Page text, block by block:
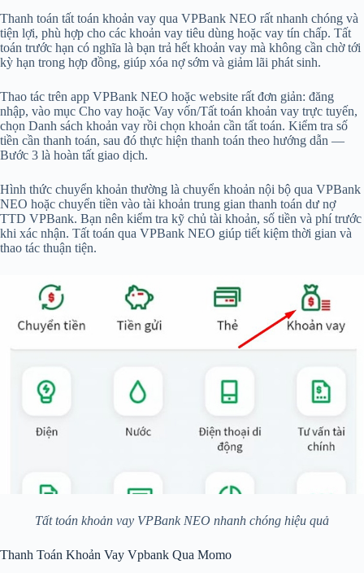
Thanh toán tất toán khoản vay qua VPBank NEO rất nhanh chóng và
tiện lợi, phù hợp cho các khoản vay tiêu dùng hoặc vay tín chấp. Tất
toán trước hạn có nghĩa là bạn trả hết khoản vay mà không cần chờ tới
kỳ hạn trong hợp đồng, giúp xóa nợ sớm và giảm lãi phát sinh.
Thao tác trên app VPBank NEO hoặc website rất đơn giản: đăng
nhập, vào mục Cho vay hoặc Vay vốn/Tất toán khoản vay trực tuyến,
chọn Danh sách khoản vay rồi chọn khoản cần tất toán. Kiểm tra số
tiền cần thanh toán, sau đó thực hiện thanh toán theo hướng dẫn —
Bước 3 là hoàn tất giao dịch.
Hình thức chuyển khoản thường là chuyển khoản nội bộ qua VPBank
NEO hoặc chuyển tiền vào tài khoản trung gian thanh toán dư nợ
TTD VPBank. Bạn nên kiểm tra kỹ chủ tài khoản, số tiền và phí trước
khi xác nhận. Tất toán qua VPBank NEO giúp tiết kiệm thời gian và
thao tác thuận tiện.
Tất toán khoản vay VPBank NEO nhanh chóng hiệu quả
Thanh Toán Khoản Vay Vpbank Qua Momo